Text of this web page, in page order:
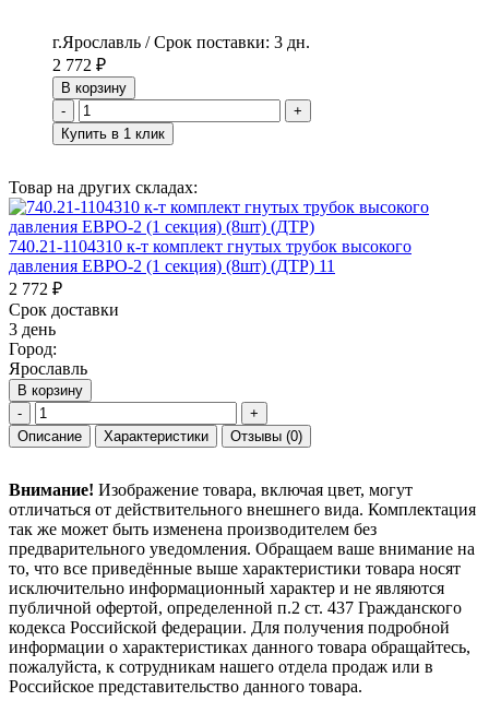
г.Ярославль / Срок поставки: 3 дн.
2 772 ₽
В корзину
-
+
Купить в 1 клик
Товар на других складах:
740.21-1104310 к-т комплект гнутых трубок высокого
давления ЕВРО-2 (1 секция) (8шт) (ДТР) 11
2 772 ₽
Срок доставки
3 день
Город:
Ярославль
В корзину
-
+
Описание
Характеристики Отзывы (0)
Внимание! Изображение товара, включая цвет, могут
отличаться от действительного внешнего вида. Комплектация
так же может быть изменена производителем без
предварительного уведомления. Обращаем ваше внимание на
то, что все приведённые выше характеристики товара носят
исключительно информационный характер и не являются
публичной офертой, определенной п.2 ст. 437 Гражданского
кодекса Российской федерации. Для получения подробной
информации о характеристиках данного товара обращайтесь,
пожалуйста, к сотрудникам нашего отдела продаж или в
Российское представительство данного товара.